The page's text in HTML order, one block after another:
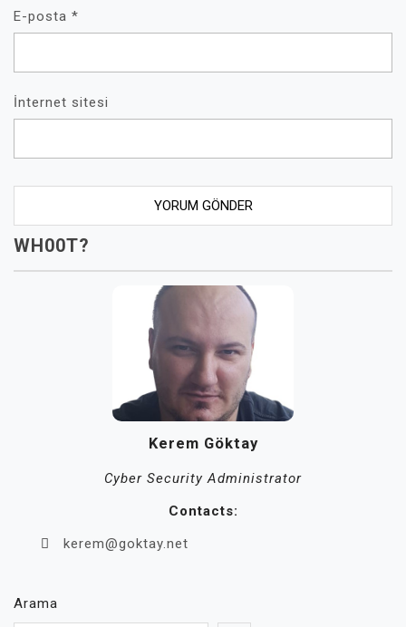
E-posta *
İnternet sitesi
WH00T?
Kerem Göktay
Cyber Security Administrator
Contacts:
kerem@goktay.net
Arama